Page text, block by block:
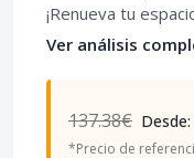
¡Renueva tu
Ver análisis
137.38€ Desde:
*Precio de